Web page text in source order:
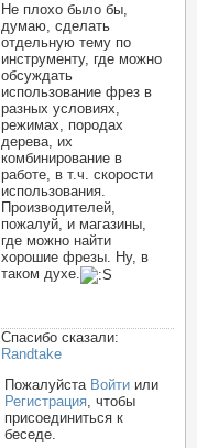
Не плохо было бы,
думаю, сделать
отдельную тему по
инструменту, где можно
обсуждать
использование фрез в
разных условиях,
режимах, породах
дерева, их
комбинирование в
работе, в т.ч. скорости
использования.
Производителей,
пожалуй, и магазины,
где можно найти
хорошие фрезы. Ну, в
таком духе.
Спасибо сказали:
Randtake
Пожалуйста Войти или
Регистрация , чтобы
присоединиться к
беседе.